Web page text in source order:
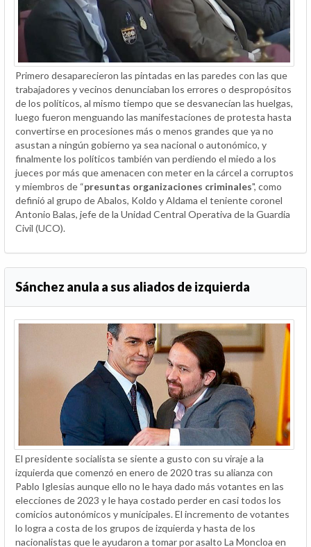
Primero desaparecieron las pintadas en las paredes con las que
trabajadores y vecinos denunciaban los errores o despropósitos
de los políticos, al mismo tiempo que se desvanecían las huelgas,
luego fueron menguando las manifestaciones de protesta hasta
convertirse en procesiones más o menos grandes que ya no
asustan a ningún gobierno ya sea nacional o autonómico, y
finalmente los políticos también van perdiendo el miedo a los
jueces por más que amenacen con meter en la cárcel a corruptos
y miembros de “presuntas organizaciones criminales", como
definió al grupo de Abalos, Koldo y Aldama el teniente coronel
Antonio Balas, jefe de la Unidad Central Operativa de la Guardia
Civil (UCO).
Sánchez anula a sus aliados de izquierda
El presidente socialista se siente a gusto con su viraje a la
izquierda que comenzó en enero de 2020 tras su alianza con
Pablo Iglesias aunque ello no le haya dado más votantes en las
elecciones de 2023 y le haya costado perder en casi todos los
comicios autonómicos y municipales. El incremento de votantes
lo logra a costa de los grupos de izquierda y hasta de los
nacionalistas que le ayudaron a tomar por asalto La Moncloa en